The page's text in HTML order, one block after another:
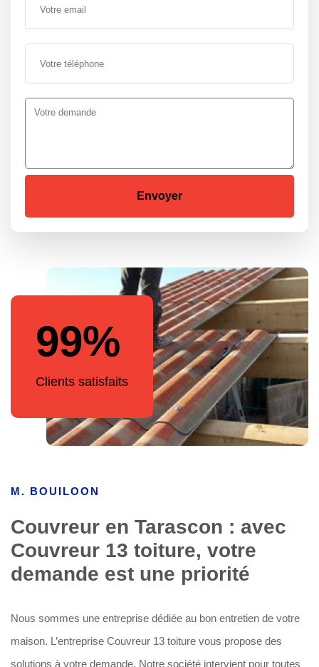
99%
Clients satisfaits
M. BOUILOON
Couvreur en Tarascon : avec
Couvreur 13 toiture, votre
demande est une priorité
Nous sommes une entreprise dédiée au bon entretien de votre
maison. L’entreprise Couvreur 13 toiture vous propose des
solutions à votre demande. Notre société intervient pour toutes